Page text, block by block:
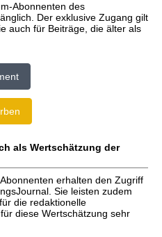
Abonnenten des
Der exklusive Zugang gilt
auch für Beiträge, die älter als
als Wertschätzung der
erhalten den Zugriff
Sie leisten zudem
die redaktionelle
diese Wertschätzung sehr